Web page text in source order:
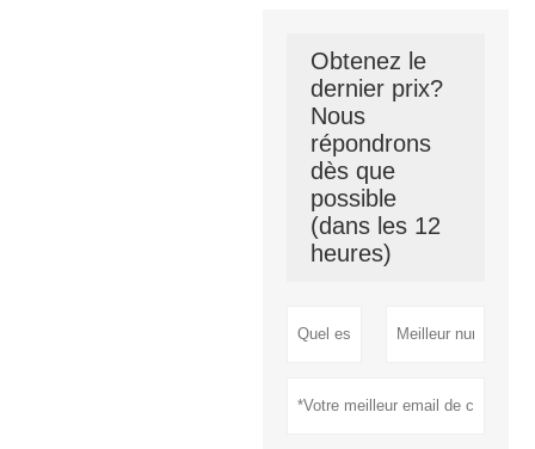
Obtenez le
dernier prix?
Nous
répondrons
dès que
possible
(dans les 12
heures)